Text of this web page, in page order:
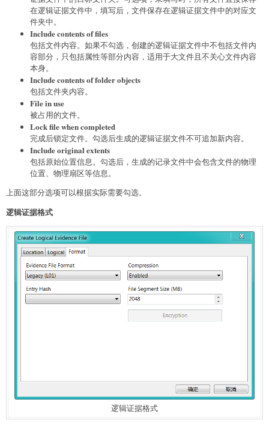
在逻辑证据文件中，填写后，文件保存在逻辑证据文件中的对应文
件夹中。
Include contents of files
包括文件内容。如果不勾选，创建的逻辑证据文件中不包括文件内
容部分，只包括属性等部分内容，适用于大文件且不关心文件内容
本身。
Include contents of folder objects
包括文件夹内容。
File in use
被占用的文件。
Lock file when completed
完成后锁定文件。勾选后生成的逻辑证据文件不可追加新内容。
Include original extents
包括原始位置信息。勾选后，生成的记录文件中会包含文件的物理
位置、物理扇区等信息。
上面这部分选项可以根据实际需要勾选。
逻辑证据格式
逻辑证据格式